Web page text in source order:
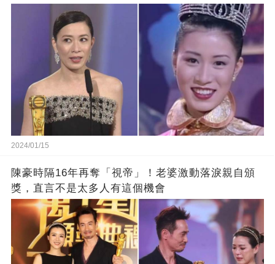
2024/01/15
陳豪時隔16年再奪「視帝」！老婆激動落淚親自頒
獎，直言不是太多人有這個機會